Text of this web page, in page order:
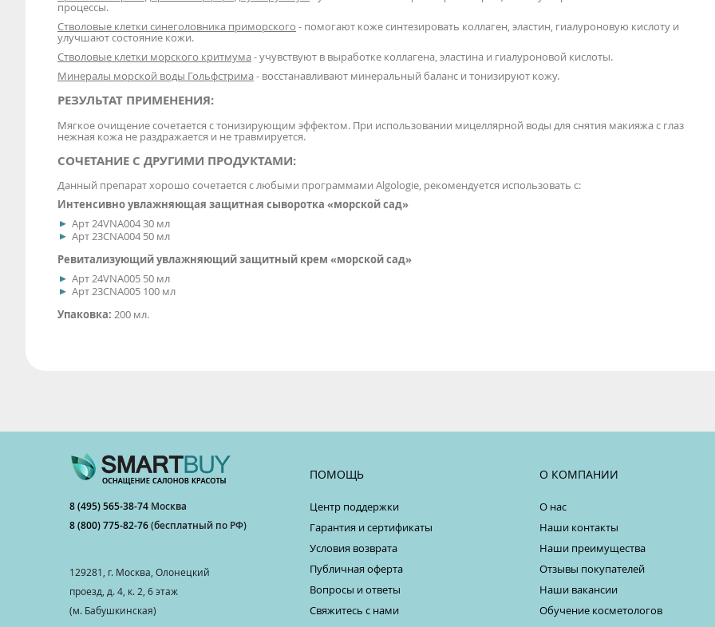
процессы.
Стволовые клетки синеголовника приморского - помогают коже синтезировать коллаген, эластин, гиалуроновую кислоту и
улучшают состояние кожи.
Стволовые клетки морского критмума - учувствуют в выработке коллагена, эластина и гиалуроновой кислоты.
Минералы морской воды Гольфстрима - восстанавливают минеральный баланс и тонизируют кожу.
РЕЗУЛЬТАТ ПРИМЕНЕНИЯ:
Мягкое очищение сочетается с тонизирующим эффектом. При использовании мицеллярной воды для снятия макияжа с глаз
нежная кожа не раздражается и не травмируется.
СОЧЕТАНИЕ С ДРУГИМИ ПРОДУКТАМИ:
Данный препарат хорошо сочетается с любыми программами Algologie, рекомендуется использовать с:
Интенсивно увлажняющая защитная сыворотка «морской сад»
Арт 24VNA004 30 мл
Арт 23CNA004 50 мл
Ревитализующий увлажняющий защитный крем «морской сад»
Арт 24VNA005 50 мл
Арт 23CNA005 100 мл
Упаковка: 200 мл.
8 (495) 565-38-74 Москва
8 (800) 775-82-76(бесплатный по РФ)
129281, г. Москва, Олонецкий
проезд, д. 4, к. 2, 6 этаж
(м. Бабушкинская)
ПОМОЩЬ
Центр поддержки
Гарантия и сертификаты
Условия возврата
Публичная оферта
Вопросы и ответы
Свяжитесь с нами
О КОМПАНИИ
О нас
Наши контакты
Наши преимущества
Отзывы покупателей
Наши вакансии
Обучение косметологов